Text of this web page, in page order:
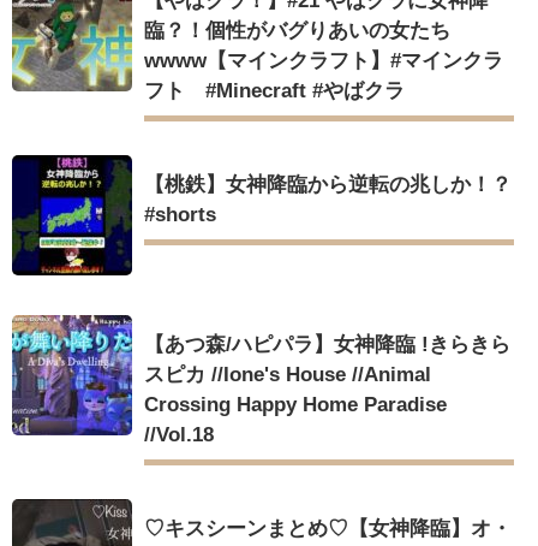
臨？！個性がバグりあいの女たち
wwww【マインクラフト】#マインクラ
フト #Minecraft #やばクラ
【桃鉄】女神降臨から逆転の兆しか！？
#shorts
【あつ森/ハピパラ】女神降臨 !きらきら
スピカ //Ione's House //Animal
Crossing Happy Home Paradise
//Vol.18
♡キスシーンまとめ♡【女神降臨】オ・